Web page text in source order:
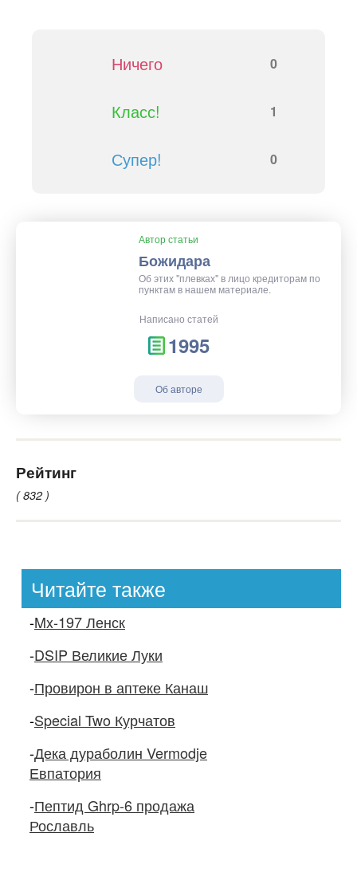
Ничего 0
Класс! 1
Супер! 0
Автор статьи
Божидара
Об этих "плевках" в лицо кредиторам по
пунктам в нашем материале.
Написано статей
1995
Об авторе
Рейтинг
( 832 )
Читайте также
-Mx-197 Ленск
-DSIP Великие Луки
-Провирон в аптеке Канаш
-Special Two Курчатов
-Дека дураболин Vermodje
Евпатория
-Пептид Ghrp-6 продажа
Рославль